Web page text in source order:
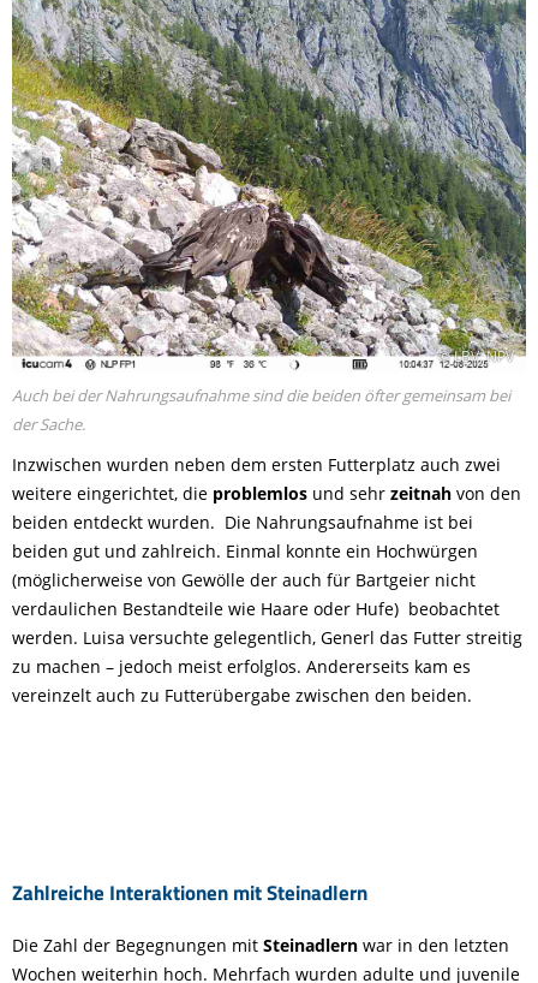
© LBV, NPV
Auch bei der Nahrungsaufnahme sind die beiden öfter gemeinsam bei
der Sache.
Inzwischen wurden neben dem ersten Futterplatz auch zwei
weitere eingerichtet, die problemlos und sehr zeitnah von den
beiden entdeckt wurden. Die Nahrungsaufnahme ist bei
beiden gut und zahlreich. Einmal konnte ein Hochwürgen
(möglicherweise von Gewölle der auch für Bartgeier nicht
verdaulichen Bestandteile wie Haare oder Hufe) beobachtet
werden. Luisa versuchte gelegentlich, Generl das Futter streitig
zu machen – jedoch meist erfolglos. Andererseits kam es
vereinzelt auch zu Futterübergabe zwischen den beiden.
Zahlreiche Interaktionen mit Steinadlern
Die Zahl der Begegnungen mit Steinadlern war in den letzten
Wochen weiterhin hoch. Mehrfach wurden adulte und juvenile